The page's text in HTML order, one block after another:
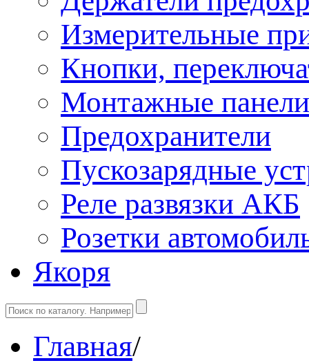
Измерительные
Кнопки,
Монтажные панели
Предохранители
Пускозарядные
Реле развязки АКБ
Розетки
Якоря
Главная/